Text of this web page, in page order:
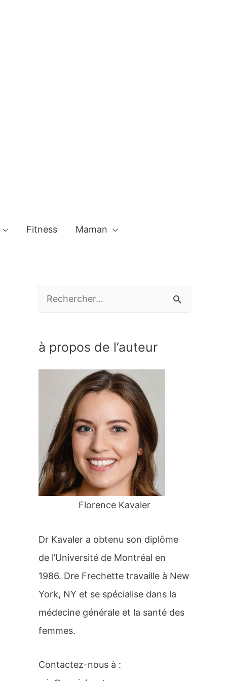
Fitness Maman
h
:
à propos de l’auteur
Florence Kavaler
Dr Kavaler a obtenu son diplôme
de l’Université de Montréal en
1986. Dre Frechette travaille à New
York, NY et se spécialise dans la
médecine générale et la santé des
femmes.
Contactez-nous à :